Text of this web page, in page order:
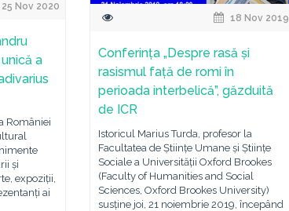
25 Nov 2020
a
României
și
expoziții,
ai
18 Nov 2019
Conferința „Despre rasă și
rasismul față de romi în
perioada interbelică”, găzduită
de ICR
Istoricul Marius Turda, profesor la
Facultatea de Științe Umane și Științe
Sociale a Universității Oxford Brookes
(Faculty of Humanities and Social
Sciences, Oxford Brookes University)
susține joi, 21 noiembrie 2019, începând